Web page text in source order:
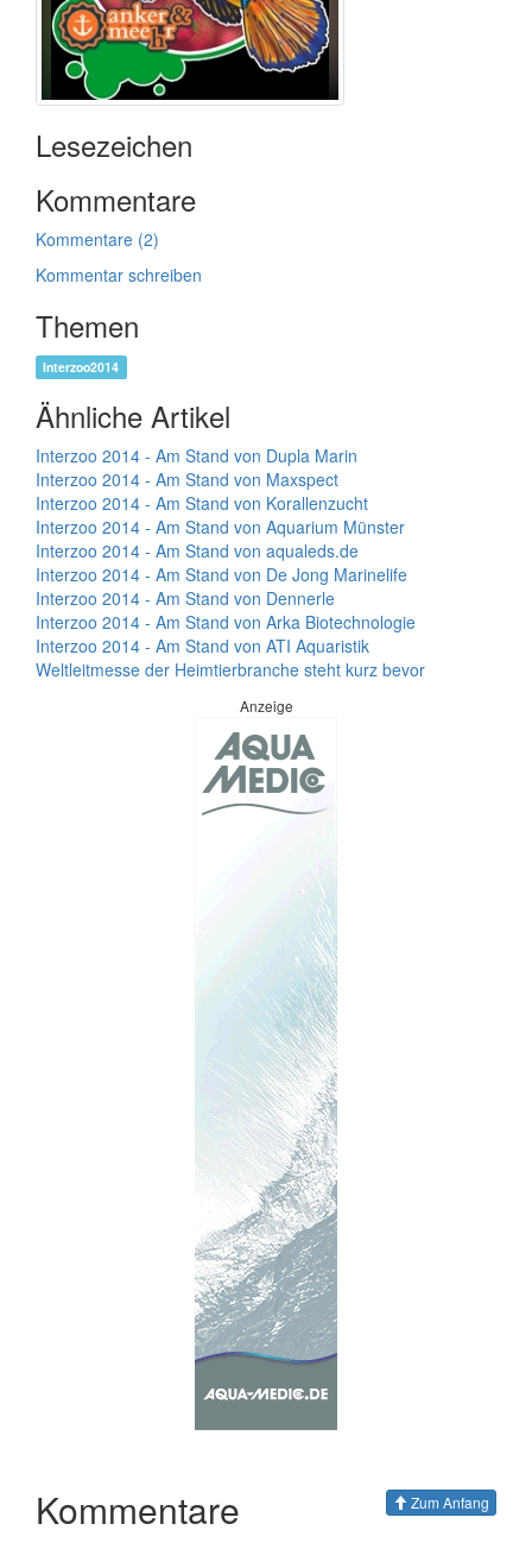
Lesezeichen
Kommentare
Kommentare (2)
Kommentar schreiben
Themen
Interzoo2014
Ähnliche Artikel
Interzoo 2014 - Am Stand von Dupla Marin
Interzoo 2014 - Am Stand von Maxspect
Interzoo 2014 - Am Stand von Korallenzucht
Interzoo 2014 - Am Stand von Aquarium Münster
Interzoo 2014 - Am Stand von aqualeds.de
Interzoo 2014 - Am Stand von De Jong Marinelife
Interzoo 2014 - Am Stand von Dennerle
Interzoo 2014 - Am Stand von Arka Biotechnologie
Interzoo 2014 - Am Stand von ATI Aquaristik
Weltleitmesse der Heimtierbranche steht kurz bevor
Anzeige
Kommentare Zum Anfang